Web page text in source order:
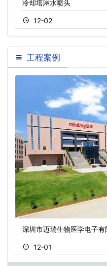
冷却塔淋水喷头
12-02
工程案例
深圳市迈瑞生物医学电子
12-01